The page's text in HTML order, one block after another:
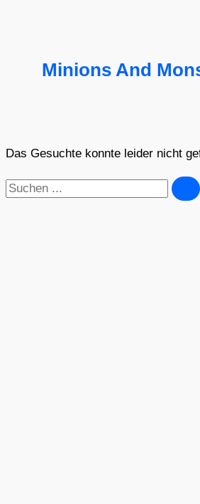
Minions And
Das Gesuchte konnte leider nicht
Suchen